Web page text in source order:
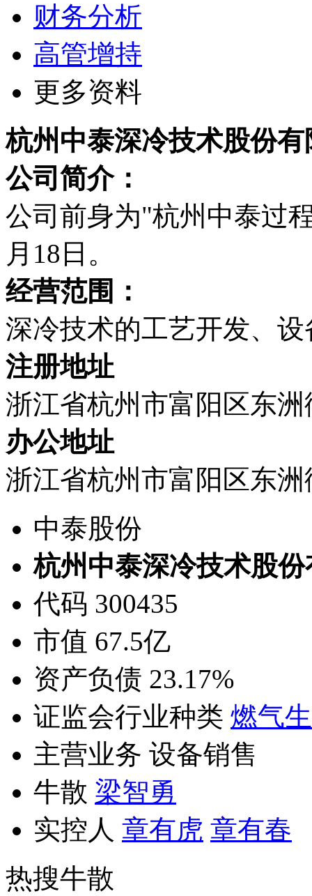
财务分析
高管增持
更多资料
杭州中泰深冷技术股份有
公司简介：
公司前身为"杭州中泰过
月18日。
经营范围：
深冷技术的工艺开发、
注册地址
浙江省杭州市富阳区东
办公地址
浙江省杭州市富阳区东
中泰股份
杭州中泰深冷技术股
代码 300435
市值 67.5亿
资产负债 23.17%
证监会行业种类 燃气
主营业务 设备销售
牛散 梁智勇
实控人 章有虎 章有春
热搜牛散